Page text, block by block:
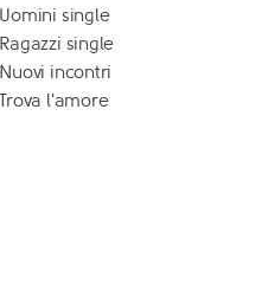
Uomini single
Ragazzi single
Nuovi incontri
Trova l'amore